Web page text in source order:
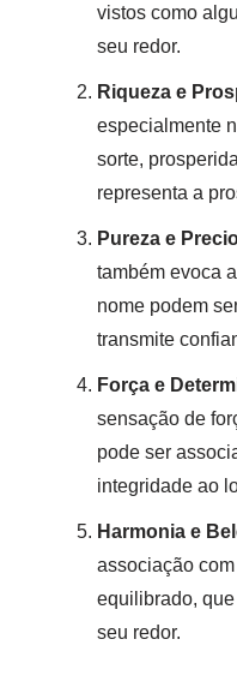
vistos como
seu redor.
Riqueza e
especialmente
sorte,
representa a
Pureza e
também evoca
nome podem
transmite
Força e
sensação de
pode ser
integridade ao
Harmonia e
associação
equilibrado,
seu redor.